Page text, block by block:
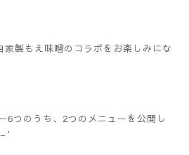
製もえ味噌のコラボをお楽しみにな
6つのうち、2つのメニューを公開し
･